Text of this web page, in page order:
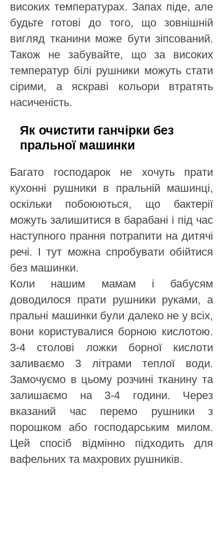
високих температурах. Запах піде, але
будьте готові до того, що зовнішній
вигляд тканини може бути зіпсований.
Також не забувайте, що за високих
температур білі рушники можуть стати
сірими, а яскраві кольори втратять
насиченість.
Як очистити ганчірки без
пральної машинки
Багато господарок не хочуть прати
кухонні рушники в пральній машинці,
оскільки побоюються, що бактерії
можуть залишитися в барабані і під час
наступного прання потрапити на дитячі
речі. І тут можна спробувати обійтися
без машинки.
Коли нашим мамам і бабусям
доводилося прати рушники руками, а
пральні машинки були далеко не у всіх,
вони користувалися борною кислотою.
3-4 столові ложки борної кислоти
заливаємо 3 літрами теплої води.
Замочуємо в цьому розчині тканину та
залишаємо на 3-4 години. Через
вказаний час перемо рушники з
порошком або господарським милом.
Цей спосіб відмінно підходить для
вафельних та махрових рушників.